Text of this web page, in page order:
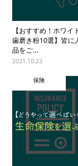
【おすすめ！ホワイ
歯磨き粉10選】皆に
品をご...
2021.10.23
保険